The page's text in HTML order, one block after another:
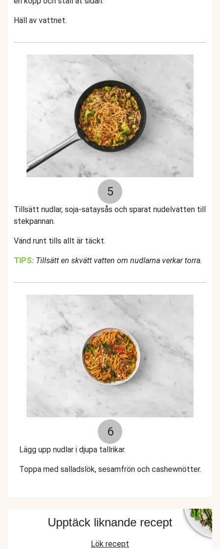
Häll av vattnet.
5
Tillsätt nudlar, soja-sataysås och sparat nudelvatten till
stekpannan.
Vänd runt tills allt är täckt.
TIPS: Tillsätt en skvätt vatten om nudlarna verkar torra.
6
Lägg upp nudlar i djupa tallrikar.
Toppa med salladslök, sesamfrön och cashewnötter.
Upptäck liknande recept
Lök recept